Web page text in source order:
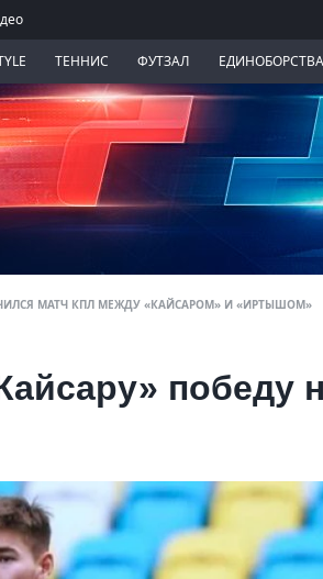
ТЕННИС ФУТЗАЛ ЕДИНОБОРСТВА
МАТЧ КПЛ МЕЖДУ «КАЙСАРОМ» И «ИРТЫШОМ»
победу